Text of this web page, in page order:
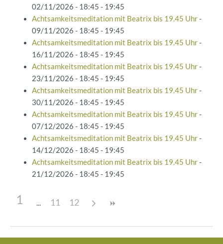
02/11/2026 - 18:45 - 19:45
Achtsamkeitsmeditation mit Beatrix bis 19.45 Uhr-
09/11/2026 - 18:45 - 19:45
Achtsamkeitsmeditation mit Beatrix bis 19.45 Uhr-
16/11/2026 - 18:45 - 19:45
Achtsamkeitsmeditation mit Beatrix bis 19.45 Uhr-
23/11/2026 - 18:45 - 19:45
Achtsamkeitsmeditation mit Beatrix bis 19.45 Uhr-
30/11/2026 - 18:45 - 19:45
Achtsamkeitsmeditation mit Beatrix bis 19.45 Uhr-
07/12/2026 - 18:45 - 19:45
Achtsamkeitsmeditation mit Beatrix bis 19.45 Uhr-
14/12/2026 - 18:45 - 19:45
Achtsamkeitsmeditation mit Beatrix bis 19.45 Uhr-
21/12/2026 - 18:45 - 19:45
1 11 12